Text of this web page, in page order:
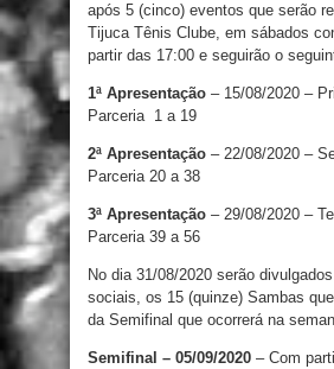
após 5 (cinco) eventos que serão
Tijuca Tênis Clube, em sábados
partir das 17:00 e seguirão o
1ª Apresentação – 15/08/2020 –
Parceria 1 a 19
2ª Apresentação – 22/08/2020 –
Parceria 20 a 38
3ª Apresentação – 29/08/2020 –
Parceria 39 a 56
No dia 31/08/2020 serão
sociais, os 15 (quinze) Sambas
da Semifinal que ocorrerá na
Semifinal – 05/09/2020 – Com